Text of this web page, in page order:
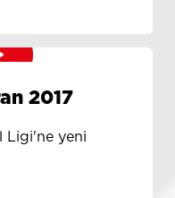
2017
Ligi'ne yeni